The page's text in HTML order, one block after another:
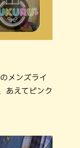
メンズライ
あえてピンク